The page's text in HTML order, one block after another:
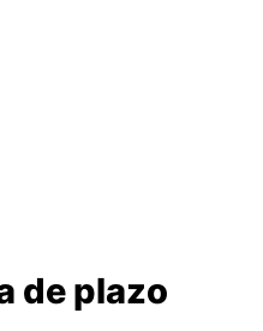
de plazo